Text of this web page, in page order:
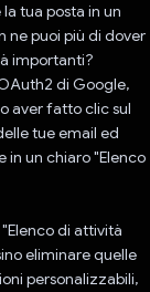
tua posta in un
ne puoi più di dover
importanti?
di Google,
aver fatto clic sul
tue email ed
un chiaro "Elenco
di attività
eliminare quelle
personalizzabili,